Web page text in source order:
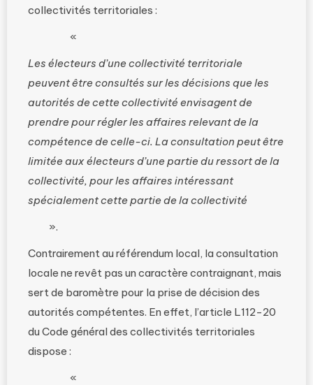
collectivités territoriales :
«
Les électeurs d’une collectivité territoriale
peuvent être consultés sur les décisions que les
autorités de cette collectivité envisagent de
prendre pour régler les affaires relevant de la
compétence de celle-ci. La consultation peut être
limitée aux électeurs d’une partie du ressort de la
collectivité, pour les affaires intéressant
spécialement cette partie de la collectivité
».
Contrairement au référendum local, la consultation
locale ne revêt pas un caractère contraignant, mais
sert de baromètre pour la prise de décision des
autorités compétentes. En effet, l’article L112-20
du Code général des collectivités territoriales
dispose :
«